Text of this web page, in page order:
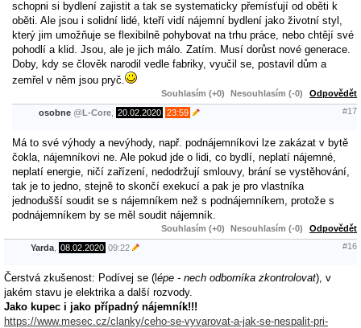
schopni si bydlení zajistit a tak se systematicky přemísťují od oběti k
oběti. Ale jsou i solidní lidé, kteří vidí nájemní bydlení jako životní styl,
který jim umožňuje se flexibilně pohybovat na trhu práce, nebo chtějí své
pohodlí a klid. Jsou, ale je jich málo. Zatím. Musí dorůst nové generace.
Doby, kdy se člověk narodil vedle fabriky, vyučil se, postavil dům a
zemřel v něm jsou pryč.
Souhlasím (+0) Nesouhlasím (-0) Odpovědět
osobne @L-Core 20.02.2020 23:59 #17
Má to své výhody a nevýhody, např. podnájemníkovi lze zakázat v bytě
čokla, nájemníkovi ne. Ale pokud jde o lidi, co bydlí, neplatí nájemné,
neplatí energie, ničí zařízení, nedodržují smlouvy, brání se vystěhování,
tak je to jedno, stejně to skončí exekucí a pak je pro vlastníka
jednodušší soudit se s nájemníkem než s podnájemníkem, protože s
podnájemníkem by se měl soudit nájemník.
Souhlasím (+0) Nesouhlasím (-0) Odpovědět
Yarda 08.02.2020 09:22 #16
Čerstvá zkušenost: Podívej se (lépe - nech odborníka zkontrolovat), v
jakém stavu je elektrika a další rozvody.
Jako kupec i jako případný nájemník!!!
https://www.mesec.cz/clanky/ceho-se-vyvarovat-a-jak-se-nespalit-pri-